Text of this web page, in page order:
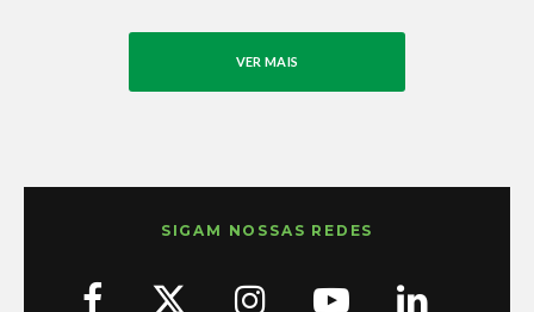
VER MAIS
SIGAM NOSSAS REDES